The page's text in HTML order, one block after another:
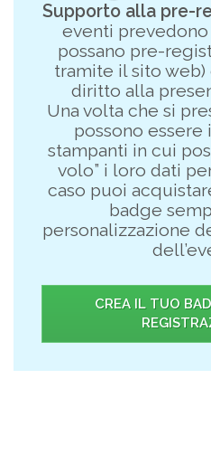
Supporto alla pre-
eventi
possano pre-
tramite il sito
diritto alla
Una volta che si
possono
stampanti in cui
volo” i loro dati
caso puoi
badge
personalizzazione
CREA IL TUO